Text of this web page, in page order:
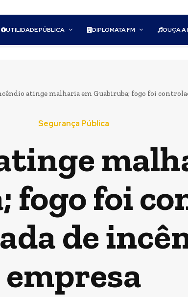
UTILIDADE PÚBLICA DIPLOMATA FM OUÇA A
atinge malharia em Guabiruba; fogo foi
Segurança Pública
fogo foi
de
empresa